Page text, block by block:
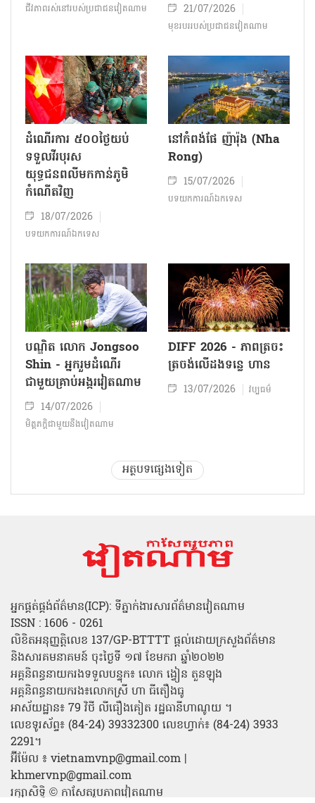
ជីវភាពរស់នៅរបស់ប្រជាជន​វៀតណាម 21/07/2026
មុខរបររបស់ប្រជាជនវៀតណាម
ដំណើរការ ៥០០ថ្ងៃយប់
ទទួលវីរបុរស
យុទ្ធជនពលីមកកាន់ភូមិ
កំណើតវិញ
18/07/2026
បទយកការណ៍ឯកទេស
នៅកំពង់ផែ ញ៉ារ៉ុង (Nha
Rong)
15/07/2026
បទយកការណ៍ឯកទេស
បណ្ឌិត លោក Jongsoo
Shin - អ្នករួមដំណើរ
ជាមួយគ្រាប់អង្ករវៀតណាម
14/07/2026
មិត្តភក្តិជាមួយនឹងវៀតណាម
DIFF 2026 - ភាពត្រចះ
ត្រចង់លើដងទន្លេ ហាន
13/07/2026 វប្បធម៌
អត្ថបទផ្សេងទៀត
អ្នកផ្គត់ផ្គង់ព័ត៌មាន(ICP): ទីភ្នាក់ងារសារព័ត៌មានវៀតណាម
ISSN : 1606 - 0261
លិខិតអនុញ្ញត្តិលេខ 137/GP-BTTTT ផ្តល់ដោយក្រសួងព័ត៌មាន
និងសារគមនាគមន៍ ចុះថ្ងៃទី ១៧ ខែមករា ឆ្នាំ២០២២
អគ្គនិពន្ធនាយករងទទួលបន្ទុក៖ លោក ង្វៀន តួនឡុង
អគ្គនិពន្ធនាយករង៖លោកស្រី ហា ធីតឿងធូ
អាស័យដ្ឋាន៖ 79 វិថី លីធឿងគៀត រដ្ឋធានីហាណូយ ។
លេខទូរស័ព្ទ៖ (84-24) 39332300 លេខហ្វាក់៖ (84-24) 3933
2291។
អ៊ីម៉ែល ៖ vietnamvnp@gmail.com |
khmervnp@gmail.com
រក្សាសិទ្ធិ © កាសែតរូបភាពវៀតណាម